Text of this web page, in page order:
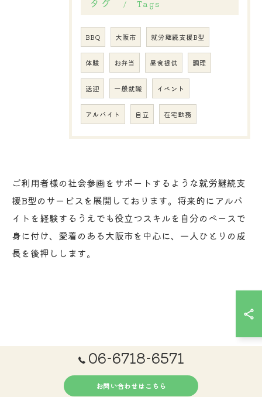
Tags
BBQ 大阪市 就労継続支援B型
体験 お弁当 昼食提供 調理
送迎 一般就職 イベント
アルバイト 自立 在宅勤務
ご利用者様の社会参画をサポートするような就労継続支
援B型のサービスを展開しております。将来的にアルバ
イトを経験するうえでも役立つスキルを自分のペースで
身に付け、愛着のある大阪市を中心に、一人ひとりの成
長を後押しします。
06-6718-6571
お問い合わせはこちら